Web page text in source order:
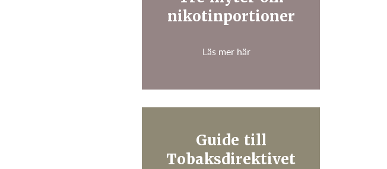
nikotinportioner
Läs mer här
Guide till
Tobaksdirektivet